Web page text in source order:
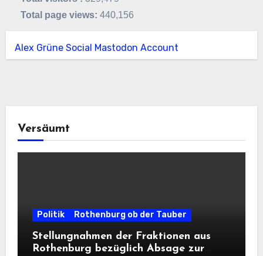
Total page views:440,156
Alex Grüne Social Mastodon Account
Versäumt
Politik Rothenburg ob der Tauber
Stellungnahmen der Fraktionen aus
Rothenburg bezüglich Absage zur